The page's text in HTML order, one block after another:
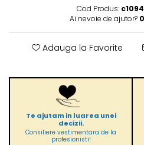
Cod Produs:
Ai nevoie de ajutor?
Adauga la Favorite
Te ajutam in luarea unei
decizii.
Consiliere vestimentara de la
profesionisti!